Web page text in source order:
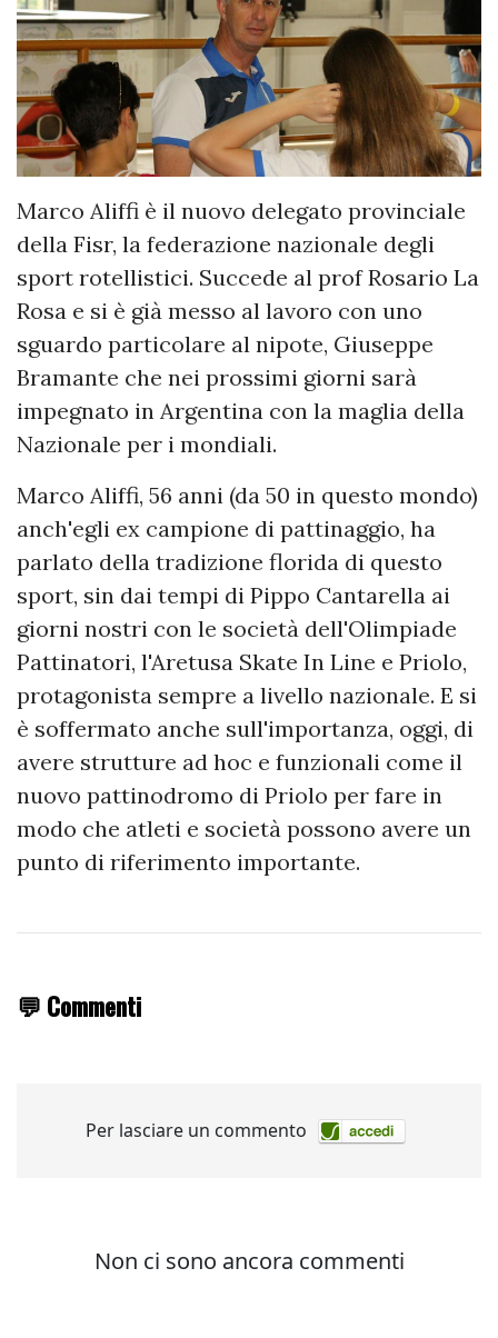
Marco Aliffi è il nuovo delegato provinciale
della Fisr, la federazione nazionale degli
sport rotellistici. Succede al prof Rosario La
Rosa e si è già messo al lavoro con uno
sguardo particolare al nipote, Giuseppe
Bramante che nei prossimi giorni sarà
impegnato in Argentina con la maglia della
Nazionale per i mondiali.
Marco Aliffi, 56 anni (da 50 in questo mondo)
anch'egli ex campione di pattinaggio, ha
parlato della tradizione florida di questo
sport, sin dai tempi di Pippo Cantarella ai
giorni nostri con le società dell'Olimpiade
Pattinatori, l'Aretusa Skate In Line e Priolo,
protagonista sempre a livello nazionale. E si
è soffermato anche sull'importanza, oggi, di
avere strutture ad hoc e funzionali come il
nuovo pattinodromo di Priolo per fare in
modo che atleti e società possono avere un
punto di riferimento importante.
💬 Commenti